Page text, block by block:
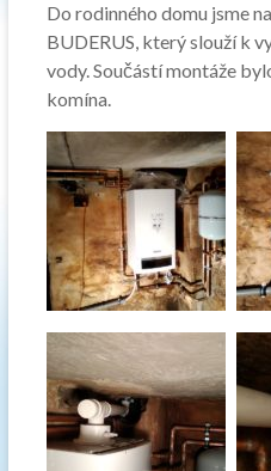
Do rodinného domu jsme
BUDERUS, který slouží k
vody. Součástí montáže
komína.